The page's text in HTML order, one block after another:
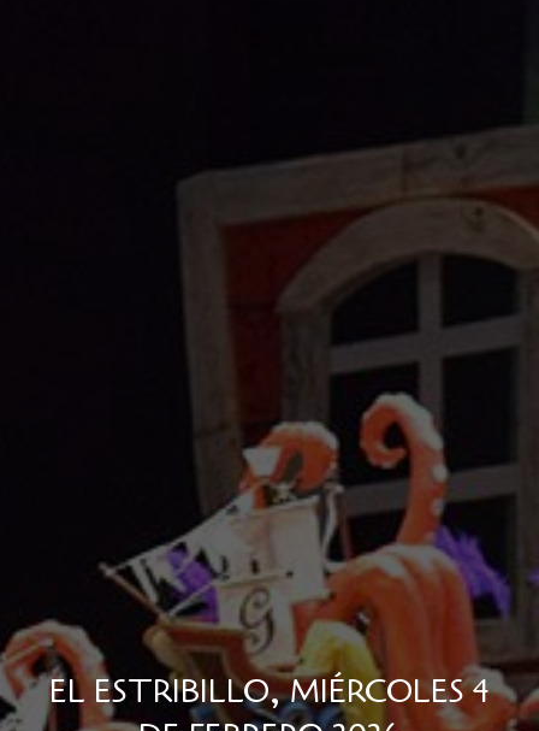
EL ESTRIBILLO, MIÉRCOLES 4